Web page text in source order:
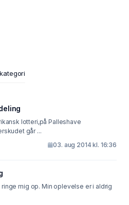
lotteri,på Palleshave
går ...
03. aug 2014 kl. 16:36